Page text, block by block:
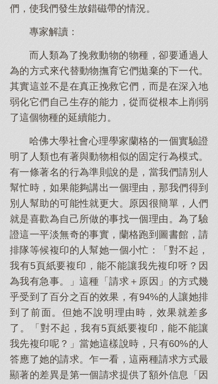
們，使我們發生放錯磁帶的情況。
專家解讀：
而人類為了挽救動物的物種，卻要通過人
為的方式來代替動物撫育它們拋棄的下一代。
其實這並不是在真正挽救它們，而是在深入地
弱化它們自己生存的能力，從而從根本上削弱
了這個物種的延續能力。
哈佛大學社會心理學家蘭格的一個實驗證
明了人類也有著與動物相似的固定行為模式。
有一條著名的行為準則說的是，當我們請別人
幫忙時，如果能夠講出一個理由，那我們得到
別人幫助的可能性就更大。原因很簡單，人們
就是喜歡為自己所做的事找一個理由。為了驗
證這一平淡無奇的事實，蘭格跑到圖書館，請
排隊等候複印的人幫她一個小忙：「對不起，
我有5頁紙要複印，能不能讓我先複印呀？因
為我有急事。」這種「請求＋原因」的方式幾
乎受到了百分之百的效果，有94%的人讓她排
到了前面。但她不說明理由時，效果就差多
了。「對不起，我有5頁紙要複印，能不能讓
我先複印呢？」當她這樣說時，只有60%的人
答應了她的請求。乍一看，這兩種請求方式最
顯著的差異是第一個請求提供了額外信息「因